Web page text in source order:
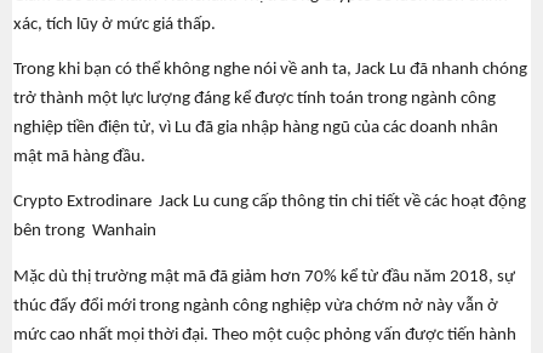
xác, tích lũy ở mức giá thấp.
Trong khi bạn có thể không nghe nói về anh ta, Jack Lu đã nhanh chóng
trở thành một lực lượng đáng kể được tính toán trong ngành công
nghiệp tiền điện tử, vì Lu đã gia nhập hàng ngũ của các doanh nhân
mật mã hàng đầu.
Crypto Extrodinare Jack Lu cung cấp thông tin chi tiết về các hoạt động
bên trong Wanhain
Mặc dù thị trường mật mã đã giảm hơn 70% kể từ đầu năm 2018, sự
thúc đẩy đổi mới trong ngành công nghiệp vừa chớm nở này vẫn ở
mức cao nhất mọi thời đại. Theo một cuộc phỏng vấn được tiến hành